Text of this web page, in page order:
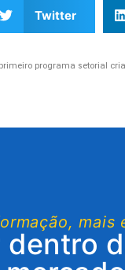
Twitter
mais
dentro